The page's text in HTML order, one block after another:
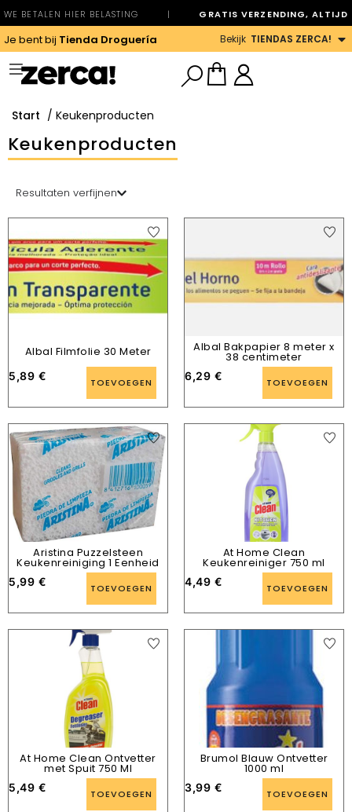
WE BETALEN HIER BELASTING | GRATIS VERZENDING, ALTIJD
Je bent bij Tienda Droguería Bekijk TIENDAS ZERCA!
Start / Keukenproducten
Keukenproducten
Resultaten verfijnen
Albal Filmfolie 30 Meter
5,89 € TOEVOEGEN
Albal Bakpapier 8 meter x
38 centimeter
6,29 € TOEVOEGEN
Aristina Puzzelsteen
Keukenreiniging 1 Eenheid
5,99 € TOEVOEGEN
At Home Clean
Keukenreiniger 750 ml
4,49 € TOEVOEGEN
At Home Clean Ontvetter
met Spuit 750 Ml
5,49 € TOEVOEGEN
Brumol Blauw Ontvetter
1000 ml
3,99 € TOEVOEGEN